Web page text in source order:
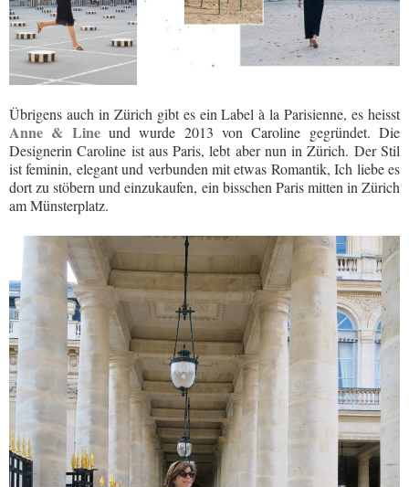
Übrigens auch in Zürich gibt es ein Label à la Parisienne, es heisst
Anne & Lineund wurde 2013 von Caroline gegründet. Die
Designerin Caroline ist aus Paris, lebt aber nun in Zürich. Der Stil
ist feminin, elegant und verbunden mit etwas Romantik, Ich liebe es
dort zu stöbern und einzukaufen, ein bisschen Paris mitten in Zürich
am Münsterplatz.